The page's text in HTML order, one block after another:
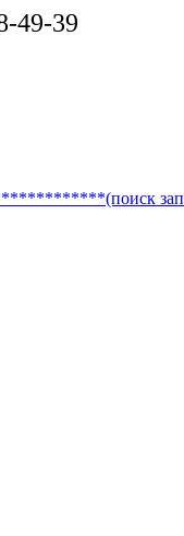
49-39